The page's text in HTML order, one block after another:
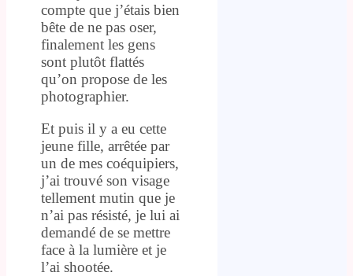
compte que j’étais bien
bête de ne pas oser,
finalement les gens
sont plutôt flattés
qu’on propose de les
photographier.
Et puis il y a eu cette
jeune fille, arrêtée par
un de mes coéquipiers,
j’ai trouvé son visage
tellement mutin que je
n’ai pas résisté, je lui ai
demandé de se mettre
face à la lumière et je
l’ai shootée.